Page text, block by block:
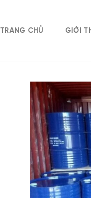
TRANG CHỦ GIỚI